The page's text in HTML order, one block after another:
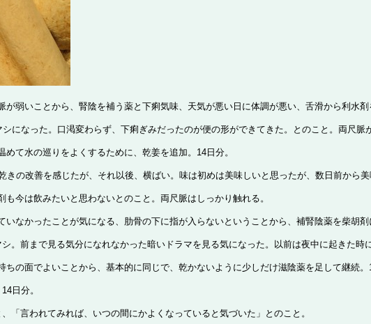
弱いことから、腎陰を補う薬と下痢気味、天気が悪い日に体調が悪い、舌滑から利水剤
になった。口渇変わらず、下痢ぎみだったのが便の形ができてきた。とのこと。両尺脈
て水の巡りをよくするために、乾姜を追加。14日分。
きの改善を感じたが、それ以後、横ばい。味は初めは美味しいと思ったが、数日前から
今は飲みたいと思わないとのこと。両尺脈はしっかり触れる。
かったことが気になる、肋骨の下に指が入らないということから、補腎陰薬を柴胡剤
。前まで見る気分になれなかった暗いドラマを見る気になった。以前は夜中に起きた時
ちの面でよいことから、基本的に同じで、乾かないように少しだけ滋陰薬を足して継続。
日分。
「言われてみれば、いつの間にかよくなっていると気づいた」とのこと。